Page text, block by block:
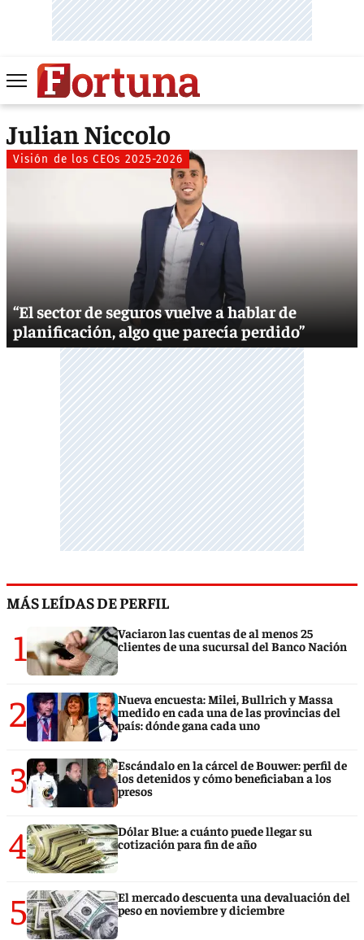
Julian Niccolo
Visión de los CEOs 2025-2026
“El sector de seguros vuelve a hablar de
planificación, algo que parecía perdido”
MÁS LEÍDAS DE PERFIL
1
Vaciaron las cuentas de al menos 25
clientes de una sucursal del Banco Nación
2
Nueva encuesta: Milei, Bullrich y Massa
medido en cada una de las provincias del
país: dónde gana cada uno
3
Escándalo en la cárcel de Bouwer: perfil de
los detenidos y cómo beneficiaban a los
presos
4
Dólar Blue: a cuánto puede llegar su
cotización para fin de año
5
El mercado descuenta una devaluación del
peso en noviembre y diciembre